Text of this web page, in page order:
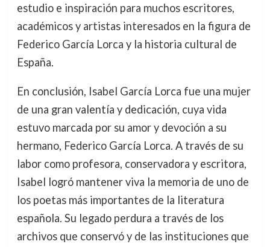
estudio e inspiración para muchos escritores,
académicos y artistas interesados en la figura de
Federico García Lorca y la historia cultural de
España.
En conclusión, Isabel García Lorca fue una mujer
de una gran valentía y dedicación, cuya vida
estuvo marcada por su amor y devoción a su
hermano, Federico García Lorca. A través de su
labor como profesora, conservadora y escritora,
Isabel logró mantener viva la memoria de uno de
los poetas más importantes de la literatura
española. Su legado perdura a través de los
archivos que conservó y de las instituciones que